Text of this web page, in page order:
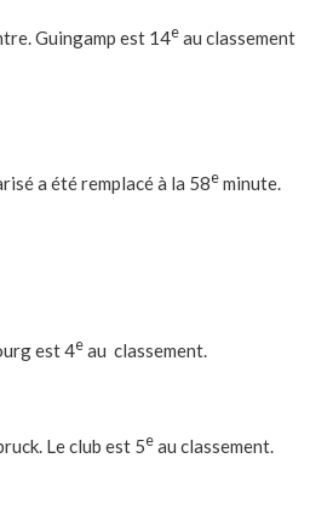
Guingamp est 14e au classement
a été remplacé à la 58e minute.
est 4e au classement.
Le club est 5e au classement.